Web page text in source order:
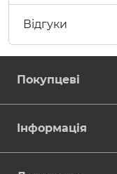
Відгуки
Покупцеві
Інформація